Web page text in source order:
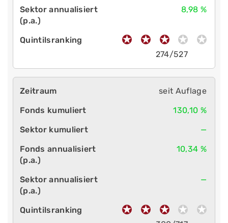
8,98 %
274/527
seit Auflage
130,10 %
—
10,34 %
—